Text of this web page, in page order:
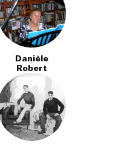
Danièle
Robert